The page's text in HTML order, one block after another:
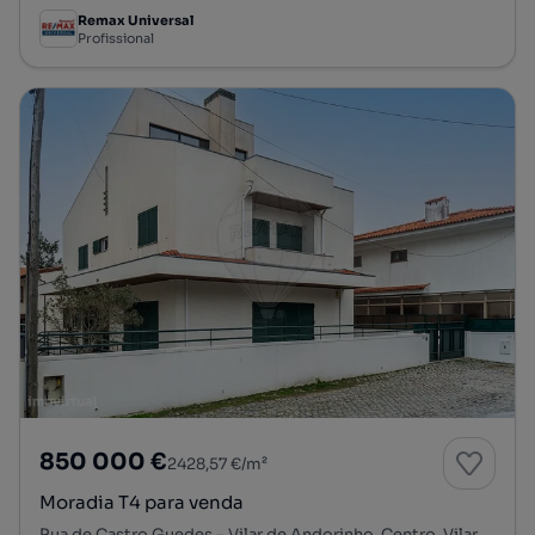
Remax Universal
Profissional
850 000 €2428,57 €/m²
Moradia T4 para venda